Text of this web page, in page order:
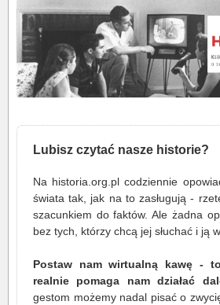
Lubisz czytać nasze historie?
Na historia.org.pl codziennie
świata tak, jak na to zasługują -
szacunkiem do faktów. Ale żadna
bez tych, którzy chcą jej słuchać i ją
Postaw nam wirtualną kawę -
realnie pomaga nam działać
gestom możemy nadal pisać o